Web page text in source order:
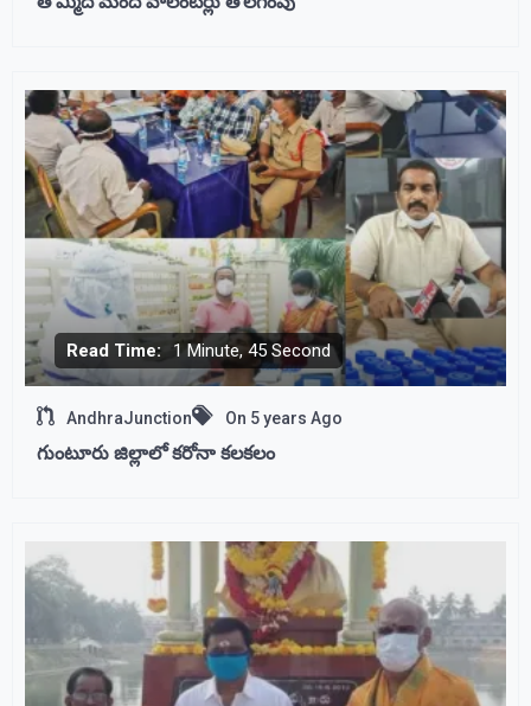
Read Time: 1 Minute, 45 Second
AndhraJunction On 5 years Ago
గుంటూరు జిల్లాలో కరోనా కలకలం